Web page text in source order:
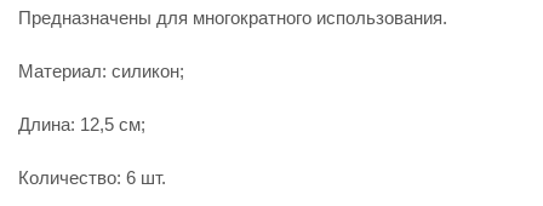
Предназначены для многократного использования.
Материал: силикон;
Длина: 12,5 см;
Количество: 6 шт.